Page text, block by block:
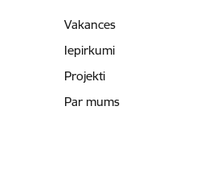
Vakances
Iepirkumi
Projekti
Par mums